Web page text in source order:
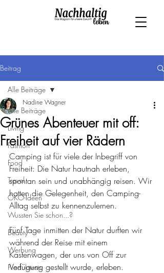
Beitrag
Alle Beiträge
Living
Fashion
Food
Travel
ÖKO-Ideen
Wussten Sie schon...?
Beauty
Werbung
Produkttests
Alle Beiträge
Grünes Abenteuer mit off:
Freiheit auf vier Rädern
Nadine Wagner
Camping ist für viele der Inbegriff von
Freiheit: Die Natur hautnah erleben,
spontan sein und unabhängig reisen. Wir
hatten die Gelegenheit, den Camping-
Alltag selbst zu kennenzulernen.
Fünf Tage inmitten der Natur durften wir
während der Reise mit einem
Kastenwagen, der uns von Off zur
Verfügung gestellt wurde, erleben.